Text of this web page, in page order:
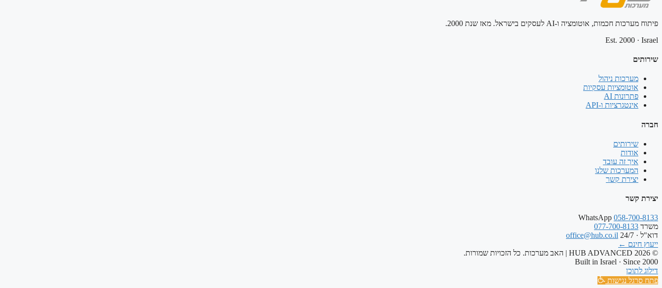
פיתוח מערכות חכמות, אוטומציה ו-AI לעסקים בישראל. מאז שנת 2000.
Est. 2000 · Israel
שירותים
מערכות ניהול
אוטומציות עסקיות
פתרונות AI
אינטגרציות ו-API
חברה
שירותים
אודות
איך זה עובד
המערכות שלנו
יצירת קשר
יצירת קשר
WhatsApp 058-700-8133
משרד 077-700-8133
דוא"ל · 24/7
office@hub.co.il
ייעוץ חינם ←
© 2026 HUB ADVANCED | האב מערכות. כל הזכויות שמורות.
Built in Israel · Since 2000
דילוג לתוכן
פתח סרגל נגישות